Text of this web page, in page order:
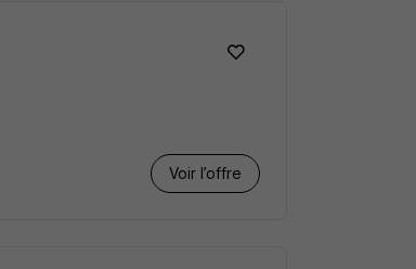
Voir l’offre